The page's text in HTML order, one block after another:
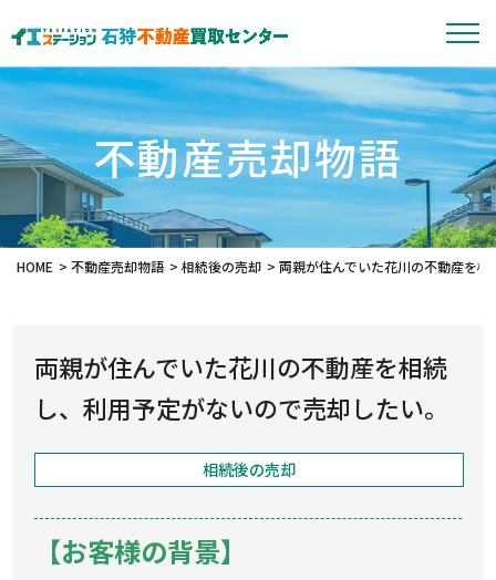
不動産売却物語
HOME 不動産売却物語 相続後の売却 両親が住んでいた花川の不動産を
両親が住んでいた花川の不動産を相続
し、利用予定がないので売却したい。
相続後の売却
【お客様の背景】